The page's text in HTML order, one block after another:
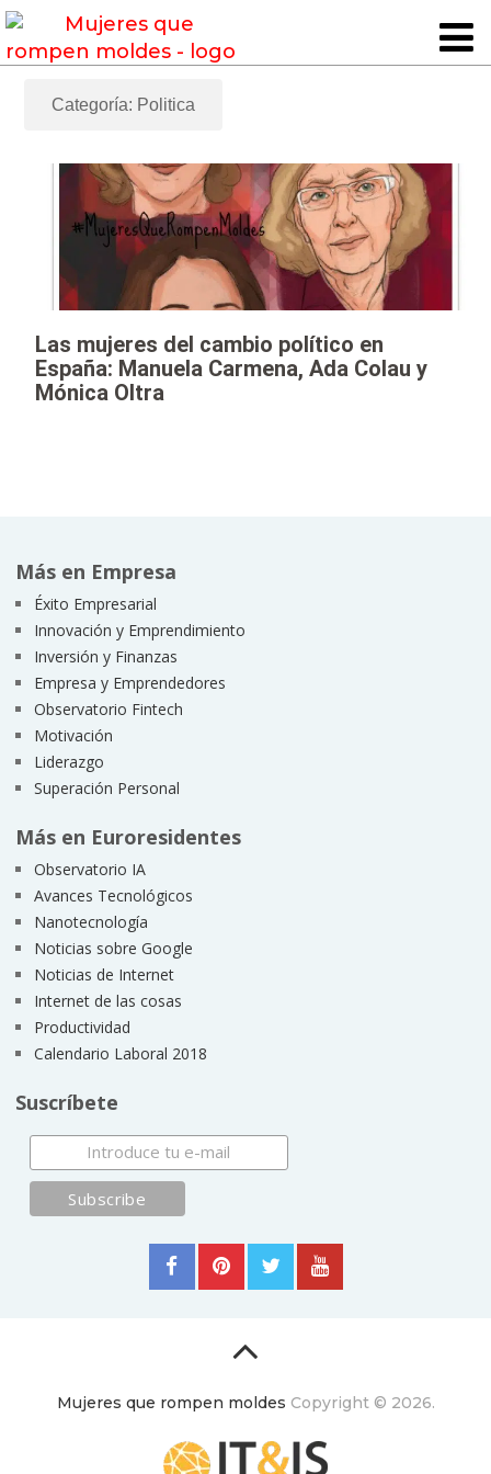
Categoría: Politica
Las mujeres del cambio político en
España: Manuela Carmena, Ada Colau y
Mónica Oltra
Más en Empresa
Éxito Empresarial
Innovación y Emprendimiento
Inversión y Finanzas
Empresa y Emprendedores
Observatorio Fintech
Motivación
Liderazgo
Superación Personal
Más en Euroresidentes
Observatorio IA
Avances Tecnológicos
Nanotecnología
Noticias sobre Google
Noticias de Internet
Internet de las cosas
Productividad
Calendario Laboral 2018
Suscríbete
Mujeres que rompen moldes Copyright © 2026.